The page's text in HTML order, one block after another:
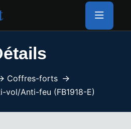
Coffres-forts
Anti-feu (FB1918-E)